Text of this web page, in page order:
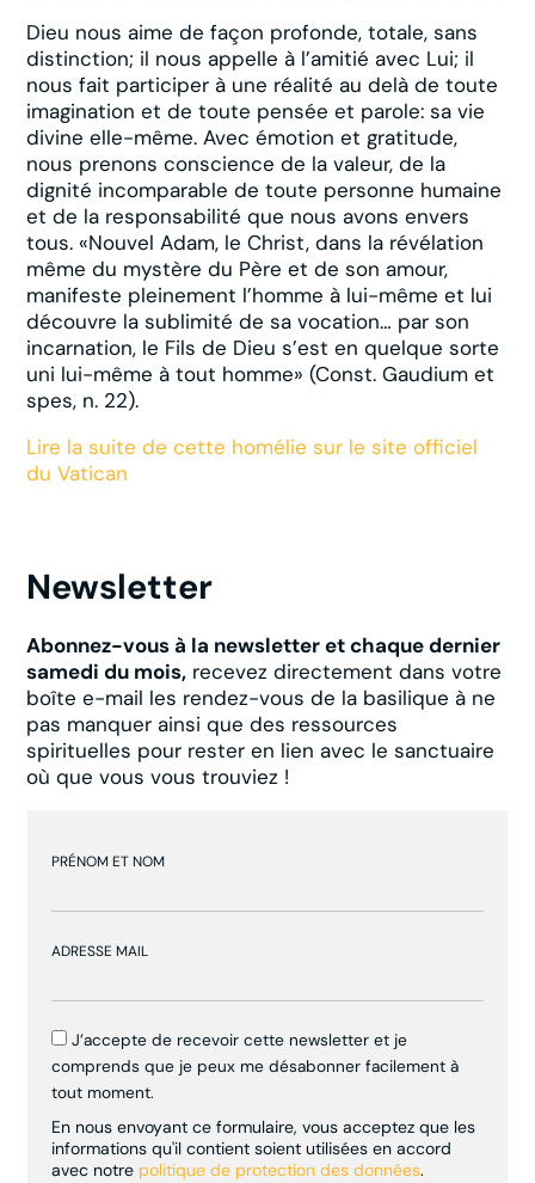
Dieu nous aime de façon profonde, totale, sans
distinction; il nous appelle à l’amitié avec Lui; il
nous fait participer à une réalité au delà de toute
imagination et de toute pensée et parole: sa vie
divine elle-même. Avec émotion et gratitude,
nous prenons conscience de la valeur, de la
dignité incomparable de toute personne humaine
et de la responsabilité que nous avons envers
tous. «Nouvel Adam, le Christ, dans la révélation
même du mystère du Père et de son amour,
manifeste pleinement l’homme à lui-même et lui
découvre la sublimité de sa vocation… par son
incarnation, le Fils de Dieu s’est en quelque sorte
uni lui-même à tout homme» (Const. Gaudium et
spes, n. 22).
Lire la suite de cette homélie sur le site officiel
du Vatican
Newsletter
Abonnez-vous à la newsletter et chaque dernier
samedi du mois, recevez directement dans votre
boîte e-mail les rendez-vous de la basilique à ne
pas manquer ainsi que des ressources
spirituelles pour rester en lien avec le sanctuaire
où que vous vous trouviez !
PRÉNOM ET NOM
ADRESSE MAIL
J’accepte de recevoir cette newsletter et je
comprends que je peux me désabonner facilement à
tout moment.
En nous envoyant ce formulaire, vous acceptez que les
informations qu'il contient soient utilisées en accord
avec notre politique de protection des données.